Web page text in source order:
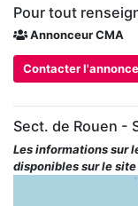
Pour tout
Annonceur CMA
Contacter
Sect. de Rouen -
Les informations sur
disponibles sur le